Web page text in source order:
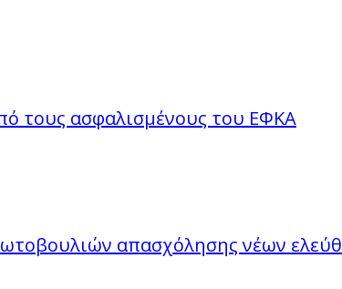
τους ασφαλισμένους του ΕΦΚΑ
απασχόλησης νέων